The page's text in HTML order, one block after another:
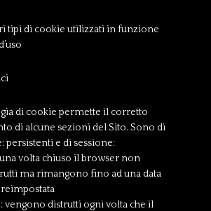
tipi di cookie utilizzati in funzione
di cookie permette il corretto
di alcune sezioni del Sito. Sono di
persistenti e di sessione:
volta chiuso il browser non
ma rimangono fino ad una data
vengono distrutti ogni volta che il